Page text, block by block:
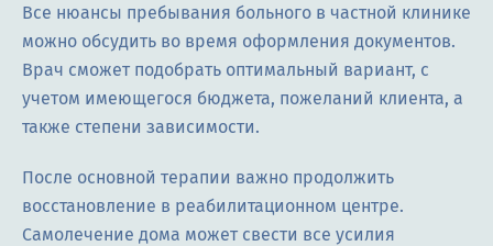
Все нюансы пребывания больного в частной клинике
можно обсудить во время оформления документов.
Врач сможет подобрать оптимальный вариант, с
учетом имеющегося бюджета, пожеланий клиента, а
также степени зависимости.
После основной терапии важно продолжить
восстановление в реабилитационном центре.
Самолечение дома может свести все усилия